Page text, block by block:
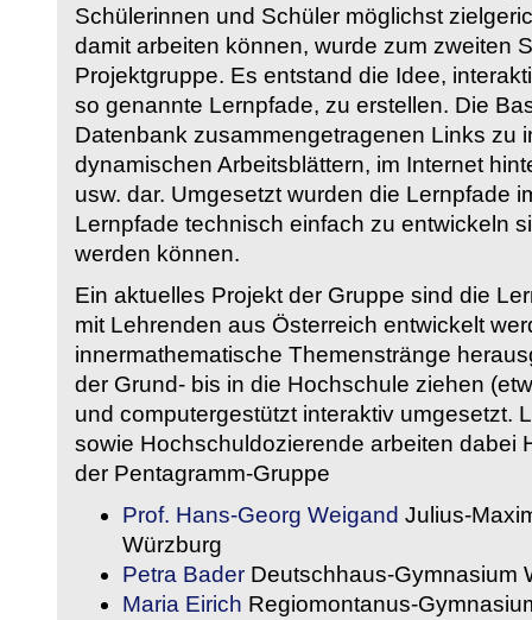
Schülerinnen und Schüler möglichst
damit arbeiten können, wurde zum zweiten
Projektgruppe. Es entstand die Idee,
so genannte Lernpfade, zu erstellen. Die
Datenbank zusammengetragenen Links zu
dynamischen Arbeitsblättern, im Internet
usw. dar. Umgesetzt wurden die Lernpfade
Lernpfade technisch einfach zu entwickeln
werden können.
Ein aktuelles Projekt der Gruppe sind die
mit Lehrenden aus Österreich entwickelt
innermathematische Themenstränge
der Grund- bis in die Hochschule ziehen
und computergestützt interaktiv umgesetzt.
sowie Hochschuldozierende arbeiten dabei
der Pentagramm-Gruppe
Prof. Hans-Georg Weigand Julius-
Würzburg
Petra Bader Deutschhaus-Gymnasium
Maria Eirich Regiomontanus-